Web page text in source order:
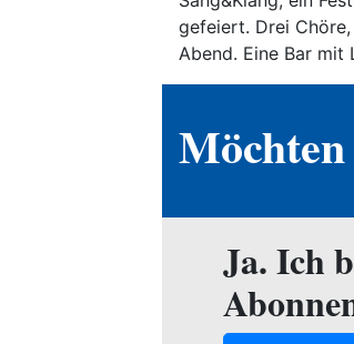
gefeiert. Drei
Abend. Eine Bar mit
Ja. Ich